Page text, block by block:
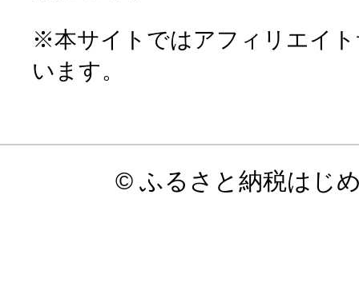
※本サイトではアフィリエイ
います。
© ふるさと納税はじ